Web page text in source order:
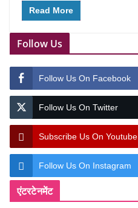
Read More
Follow Us
Follow Us On Facebook
Follow Us On Twitter
Subscribe Us On Youtube
Follow Us On Instagram
एंटरटेनमेंट